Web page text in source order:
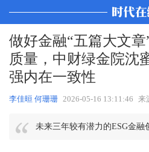
做好金融“五篇大文
质量，中财绿金院沈
强内在一致性
李佳晅 何珊珊 2026-05-16 13:11:46 来
未来三年较有潜力的ESG金融